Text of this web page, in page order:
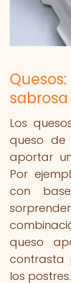
sabrosa
Los
queso
aportar
Por
con
queso
contrasta
los postres.